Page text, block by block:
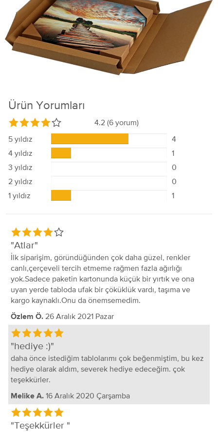
Ürün Yorumları
4.2 (6 yorum)
5 yıldız
4
4 yıldız
1
3 yıldız
0
2 yıldız
0
1 yıldız
1
Atlar
İlk siparişim, göründüğünden çok daha güzel, renkler
canlı,çerçeveli tercih etmeme rağmen fazla ağırlığı
yok.Sadece paketin kartonunda küçük bir yırtık ve ona
uyan yerde tabloda ufak bir çöküklük vardı, taşıma ve
kargo kaynaklı.Onu da önemsemedim.
Özlem Ö. 26 Aralık 2021 Pazar
hediye :)
daha önce istediğim tablolarımı çok beğenmiştim, bu kez
hediye olarak aldım, severek hediye edeceğim. çok
teşekkürler.
Melike A. 16 Aralık 2020 Çarşamba
Teşekkürler